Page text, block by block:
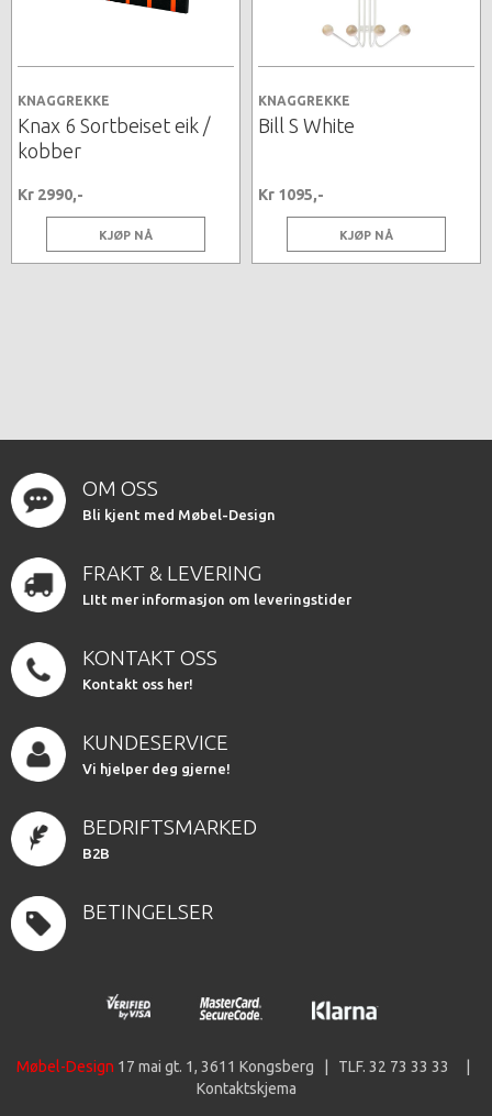
KNAGGREKKE
Knax 6 Sortbeiset eik /
kobber
Kr 2990,-
KJØP NÅ
KNAGGREKKE
Bill S White
Kr 1095,-
KJØP NÅ
OM OSS
Bli kjent med Møbel-Design
FRAKT & LEVERING
LItt mer informasjon om leveringstider
KONTAKT OSS
Kontakt oss her!
KUNDESERVICE
Vi hjelper deg gjerne!
BEDRIFTSMARKED
B2B
BETINGELSER
Møbel-Design 17 mai gt. 1, 3611 Kongsberg | TLF. 32 73 33 33 |
Kontaktskjema